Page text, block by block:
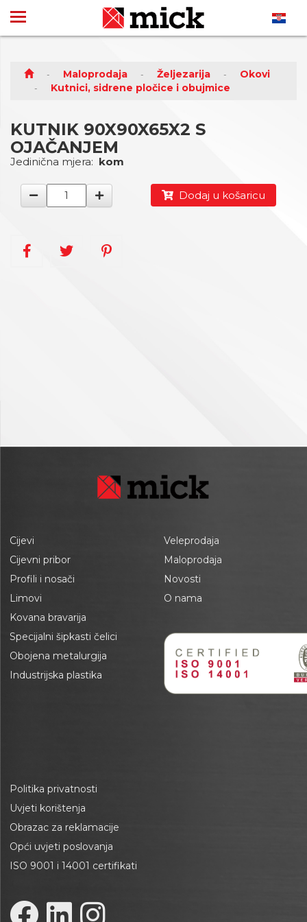
Maloprodaja Željezarija
Okovi
Kutnici, sidrene pločice i obujmice
KUTNIK 90X90X65X2 S
OJAČANJEM
Jedinična mjera: kom
Dodaj u košaricu
Cijevi
Cijevni pribor
Profili i nosači
Limovi
Kovana bravarija
Specijalni šipkasti čelici
Obojena metalurgija
Industrijska plastika
Veleprodaja
Maloprodaja
Novosti
O nama
Politika privatnosti
Uvjeti korištenja
Obrazac za reklamacije
Opći uvjeti poslovanja
ISO 9001 i 14001 certifikati